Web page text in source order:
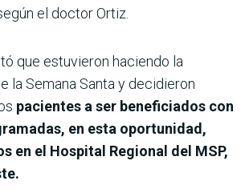
el doctor Ortiz.
que estuvieron haciendo la
la Semana Santa y decidieron
pacientes a ser beneficiados con
en esta oportunidad,
en el Hospital Regional del MSP,